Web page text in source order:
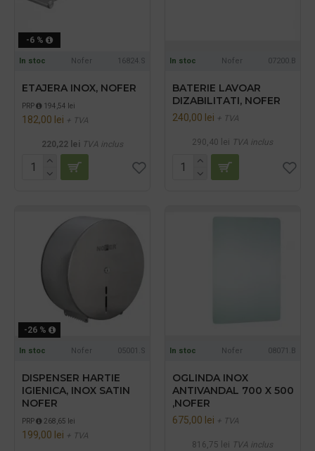
-6 %
In stoc Nofer 16824.S
ETAJERA INOX, NOFER
PRP 194,54 lei
182,00 lei + TVA
220,22 lei TVA inclus
In stoc Nofer 07200.B
BATERIE LAVOAR
DIZABILITATI, NOFER
240,00 lei + TVA
290,40 lei TVA inclus
-26 %
In stoc Nofer 05001.S
DISPENSER HARTIE
IGIENICA, INOX SATIN
NOFER
PRP 268,65 lei
199,00 lei + TVA
In stoc Nofer 08071.B
OGLINDA INOX
ANTIVANDAL 700 X 500
,NOFER
675,00 lei + TVA
816,75 lei TVA inclus